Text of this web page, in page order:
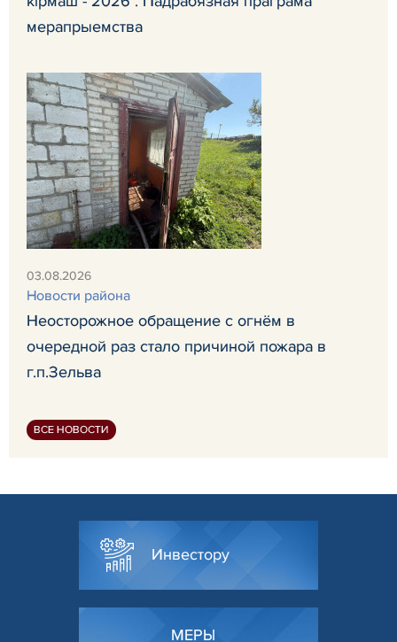
мерапрыемства
03.08.2026
Новости района
Неосторожное обращение с огнём в
очередной раз стало причиной пожара в
г.п.Зельва
ВСЕ НОВОСТИ
Инвестору
МЕРЫ